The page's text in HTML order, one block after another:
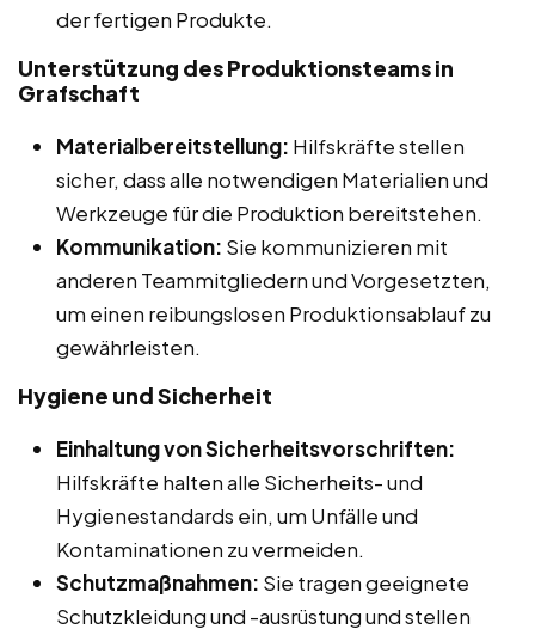
der fertigen Produkte.
Unterstützung des Produktionsteams in
Grafschaft
Materialbereitstellung: Hilfskräfte stellen
sicher, dass alle notwendigen Materialien und
Werkzeuge für die Produktion bereitstehen.
Kommunikation: Sie kommunizieren mit
anderen Teammitgliedern und Vorgesetzten,
um einen reibungslosen Produktionsablauf zu
gewährleisten.
Hygiene und Sicherheit
Einhaltung von Sicherheitsvorschriften:
Hilfskräfte halten alle Sicherheits- und
Hygienestandards ein, um Unfälle und
Kontaminationen zu vermeiden.
Schutzmaßnahmen: Sie tragen geeignete
Schutzkleidung und -ausrüstung und stellen